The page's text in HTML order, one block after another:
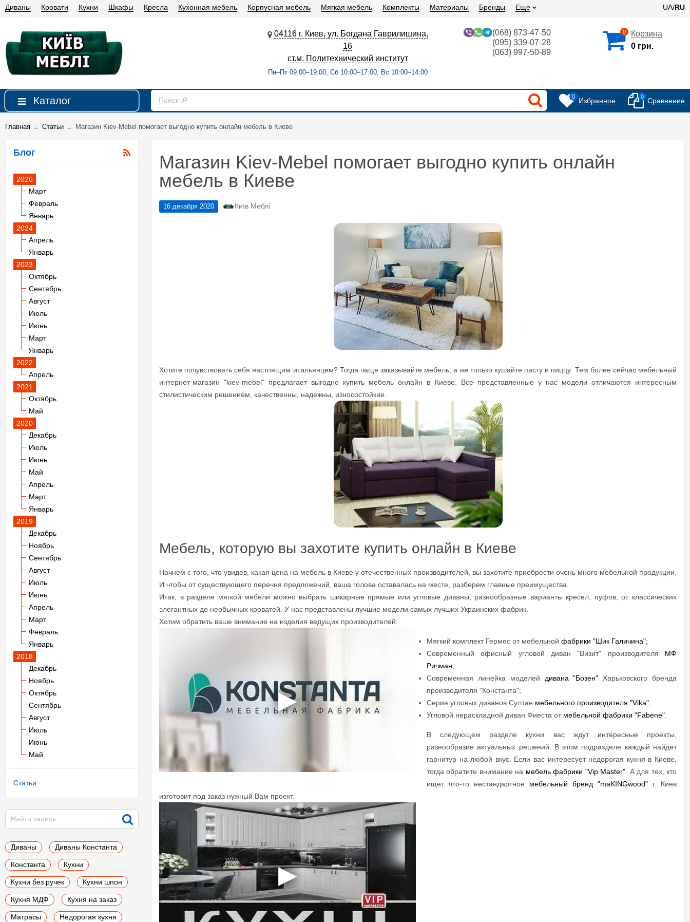
UA/RU
Диваны Кровати Кухни Шкафы Кресла Кухонная мебель Корпусная мебель Мягкая мебель Комплекты Материалы Бренды Еще
04116 г. Киев, ул. Богдана Гаврилишина,
16
ст.м. Политехнический институт
Пн–Пт 09:00–19:00, Сб 10:00–17:00, Вс 10:00–14:00
(068) 873-47-50
(095) 339-07-28
(063) 997-50-89
0
Корзина
0 грн.
Каталог 0 Избранное 0 Сравнение
Главная → Статьи → Магазин Kiev-Mebel помогает выгодно купить онлайн мебель в Киеве
Блог
2026
Март
Февраль
Январь
2024
Апрель
Январь
2023
Октябрь
Сентябрь
Август
Июль
Июнь
Март
Январь
2022
Апрель
2021
Октябрь
Май
2020
Декабрь
Июль
Июнь
Май
Апрель
Март
Январь
2019
Декабрь
Ноябрь
Сентябрь
Август
Июль
Июнь
Апрель
Март
Февраль
Январь
2018
Декабрь
Ноябрь
Октябрь
Сентябрь
Август
Июль
Июнь
Май
Статьи
Диваны Диваны Константа
Константа Кухни
Кухни без ручек Кухни шпон
Кухня МДФ Кухня на заказ
Матрасы Недорогая кухня
Магазин Kiev-Mebel помогает выгодно купить онлайн
мебель в Киеве
16 декабря 2020 Київ Меблі
Хотите почувствовать себя настоящим итальянцем? Тогда чаще заказывайте мебель, а не только кушайте пасту и пиццу. Тем более сейчас мебельный
интернет-магазин "kiev-mebel" предлагает выгодно купить мебель онлайн в Киеве. Все представленные у нас модели отличаются интересным
стилистическим решением, качественны, надежны, износостойкие.
Мебель, которую вы захотите купить онлайн в Киеве
Начнем с того, что увидев, какая цена на мебель в Киеве у отечественных производителей, вы захотите приобрести очень много мебельной продукции.
И чтобы от существующего перечня предложений, ваша голова оставалась на месте, разберем главные преимущества.
Итак, в разделе мягкой мебели можно выбрать шикарные прямые или угловые диваны, разнообразные варианты кресел, пуфов, от классических
элегантных до необычных кроватей. У нас представлены лучшие модели самых лучших Украинских фабрик.
Хотим обратить ваше внимание на изделия ведущих производителей:
Мягкий комплект Гермес от мебельной фабрики "Шик Галичина";
Современный офисный угловой диван "Визит" производителя МФ
Ричман;
Современная линейка моделей дивана "Бозен" Харьковского бренда
производителя "Константа";
Серия угловых диванов Султан мебельного производителя "Vika";
Угловой нераскладной диван Фиеста от мебельной фабрики "Fabene"
В следующем разделе кухни вас ждут интересные проекты,
разнообразие актуальных решений. В этом подразделе каждый найдет
гарнитур на любой вкус. Если вас интересует недорогая кухня в Киеве,
тогда обратите внимание на мебель фабрики "Vip Master" . А для тех, кто
ищет что-то нестандартное мебельный бренд "maKINGwood" г. Киев
изготовит под заказ нужный Вам проект.